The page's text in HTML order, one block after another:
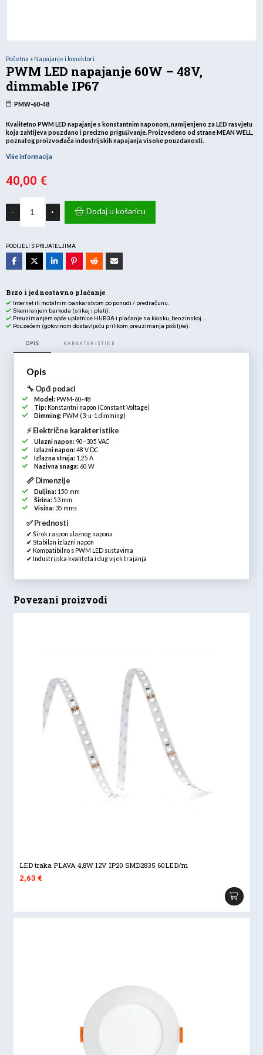
Početna » Napajanje i konektori
PWM LED napajanje 60W – 48V,
dimmable IP67
PMW-60-48
Kvalitetno PWM LED napajanje s konstantnim naponom , namijenjeno za LED rasvjetu
koja zahtijeva pouzdano i precizno prigušivanje. Proizvedeno od straneMEAN WELL,
poznatog proizvođača industrijskih napajanja visoke pouzdanosti.
Više informacija
40,00 €
-
napajanje
60W
–
IP67
+ Dodaj u košaricu
PODIJELI S PRIJATELJIMA
Brzo i jednostavno plaćanje
Internet ili mobilnim bankarstvom po ponudi / predračunu.
Skeniranjem barkoda (slikaj i plati).
Preuzimanjem opće uplatnice HUB3A i plaćanje na kiosku, benzinskoj...
Pouzećem (gotovinom dostavljaču prilikom preuzimanja pošiljke).
OPIS KARAKTERISTIKE
Opis
🔧 Opći podaci
Model: PWM-60-48
Tip: Konstantni napon (Constant Voltage)
Dimming: PWM (3-u-1 dimming)
⚡ Električne karakteristike
Ulazni napon: 90–305 VAC
Izlazni napon: 48 V DC
Izlazna struja: 1,25 A
Nazivna snaga: 60 W
📏 Dimenzije
Duljina: 150 mm
Širina: 53 mm
Visina: 35 mms
✅ Prednosti
✔ Širok raspon ulaznog napona
✔ Stabilan izlazni napon
✔ Kompatibilno s PWM LED sustavima
✔ Industrijska kvaliteta i dug vijek trajanja
Povezani proizvodi
LED traka PLAVA 4,8W 12V IP20 SMD2835 60LED/m
2,63€